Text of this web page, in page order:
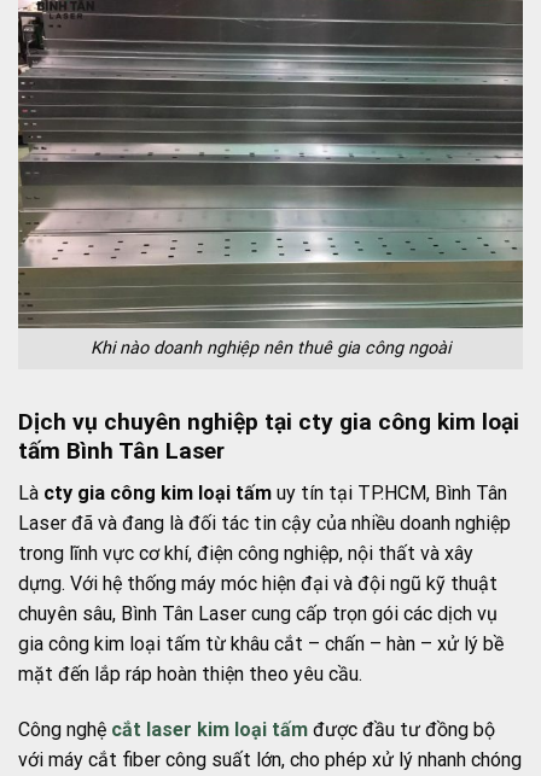
Khi nào doanh nghiệp nên thuê gia công ngoài
Dịch vụ chuyên nghiệp tại cty gia công kim loại
tấm Bình Tân Laser
Là cty gia công kim loại tấm uy tín tại TP.HCM, Bình Tân
Laser đã và đang là đối tác tin cậy của nhiều doanh nghiệp
trong lĩnh vực cơ khí, điện công nghiệp, nội thất và xây
dựng. Với hệ thống máy móc hiện đại và đội ngũ kỹ thuật
chuyên sâu, Bình Tân Laser cung cấp trọn gói các dịch vụ
gia công kim loại tấm từ khâu cắt – chấn – hàn – xử lý bề
mặt đến lắp ráp hoàn thiện theo yêu cầu.
Công nghệ cắt laser kim loại tấm được đầu tư đồng bộ
với máy cắt fiber công suất lớn, cho phép xử lý nhanh chóng